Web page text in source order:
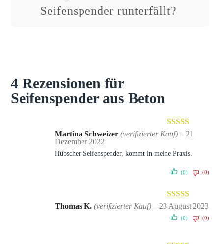
Seifenspender runterfällt?
4 Rezensionen für
Seifenspender aus Beton
Bewertet mit
Martina Schweizer(verifizierter Kauf) – 21
Dezember 2022
Hübscher Seifenspender, kommt in meine Praxis.
(0) (0)
Bewertet mit
von 5
Thomas K.(verifizierter Kauf) – 23 August 2023
(0) (0)